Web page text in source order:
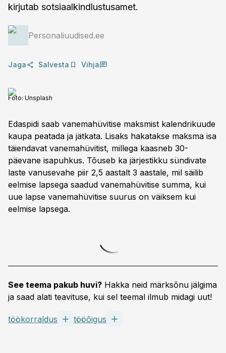
kirjutab sotsiaalkindlustusamet.
Personaliuudised.ee
Jaga Salvesta Vihja
Foto: Unsplash
Edaspidi saab vanemahüvitise maksmist kalendrikuude
kaupa peatada ja jätkata. Lisaks hakatakse maksma isa
täiendavat vanemahüvitist, millega kaasneb 30-
päevane isapuhkus. Tõuseb ka järjestikku sündivate
laste vanusevahe piir 2,5 aastalt 3 aastale, mil säilib
eelmise lapsega saadud vanemahüvitise summa, kui
uue lapse vanemahüvitise suurus on väiksem kui
eelmise lapsega.
See teema pakub huvi? Hakka neid märksõnu jälgima
ja saad alati teavituse, kui sel teemal ilmub midagi uut!
töökorraldus tööõigus